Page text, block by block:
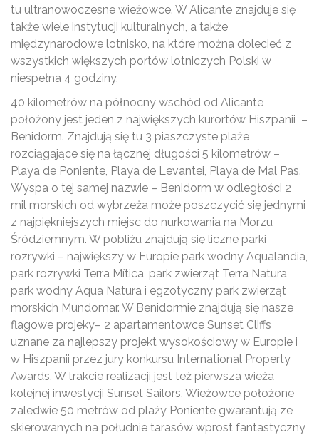
tu ultranowoczesne wieżowce. W Alicante znajduje się
także wiele instytucji kulturalnych, a także
międzynarodowe lotnisko, na które można dolecieć z
wszystkich większych portów lotniczych Polski w
niespełna 4 godziny.
40 kilometrów na północny wschód od Alicante
położony jest jeden z największych kurortów Hiszpanii –
Benidorm. Znajdują się tu 3 piaszczyste plaże
rozciągające się na łącznej długości 5 kilometrów –
Playa de Poniente, Playa de Levantei, Playa de Mal Pas.
Wyspa o tej samej nazwie – Benidorm w odległości 2
mil morskich od wybrzeża może poszczycić się jednymi
z najpiękniejszych miejsc do nurkowania na Morzu
Śródziemnym. W pobliżu znajdują się liczne parki
rozrywki – największy w Europie park wodny Aqualandia,
park rozrywki Terra Mítica, park zwierząt Terra Natura,
park wodny Aqua Natura i egzotyczny park zwierząt
morskich Mundomar. W Benidormie znajdują się nasze
flagowe projeky– 2 apartamentowce Sunset Cliffs
uznane za najlepszy projekt wysokościowy w Europie i
w Hiszpanii przez jury konkursu International Property
Awards. W trakcie realizacji jest też pierwsza wieża
kolejnej inwestycji Sunset Sailors. Wieżowce położone
zaledwie 50 metrów od plaży Poniente gwarantują ze
skierowanych na południe tarasów wprost fantastyczny